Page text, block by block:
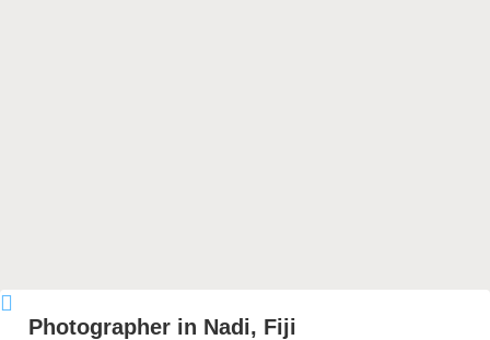
Photographer in Nadi, Fiji